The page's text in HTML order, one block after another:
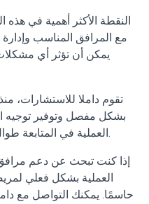
النقطة الأكثر أهمية في هذه
مع المرافق المناسب
يمكن أن تؤثر أي
بشكل مفصل وتوفير توجيه
العملية في المتابعة طوال فترة الخدمة لتقديم دعم مستدام.
إذا كنت تبحث عن دعم
العملية بشكل فعلي
حاسمًا. يمكنك التواصل مع